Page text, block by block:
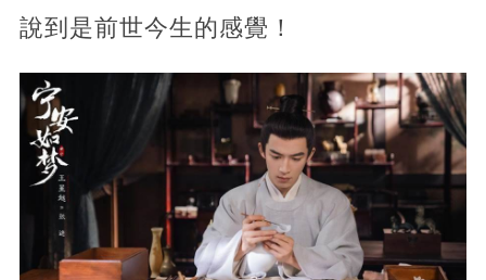
說到是前世今生的感覺！